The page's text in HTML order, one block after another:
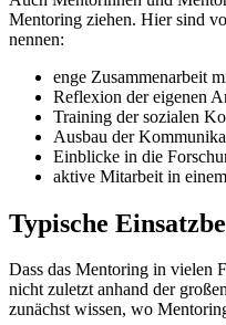
Mentoring ziehen. Hier sind
nennen:
enge Zusammenarbeit
Reflexion der eigenen
Training der sozialen
Ausbau der
Einblicke in die
aktive Mitarbeit in
Typische
Dass das Mentoring in vielen
nicht zuletzt anhand der
zunächst wissen, wo